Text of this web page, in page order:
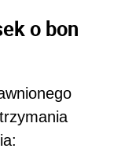
o bon